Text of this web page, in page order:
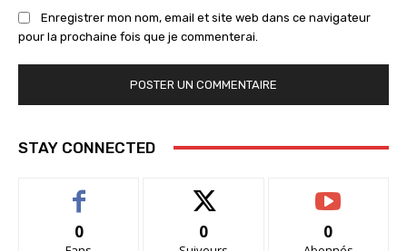
Enregistrer mon nom, email et site web dans ce navigateur
pour la prochaine fois que je commenterai.
STAY CONNECTED
0 0 0